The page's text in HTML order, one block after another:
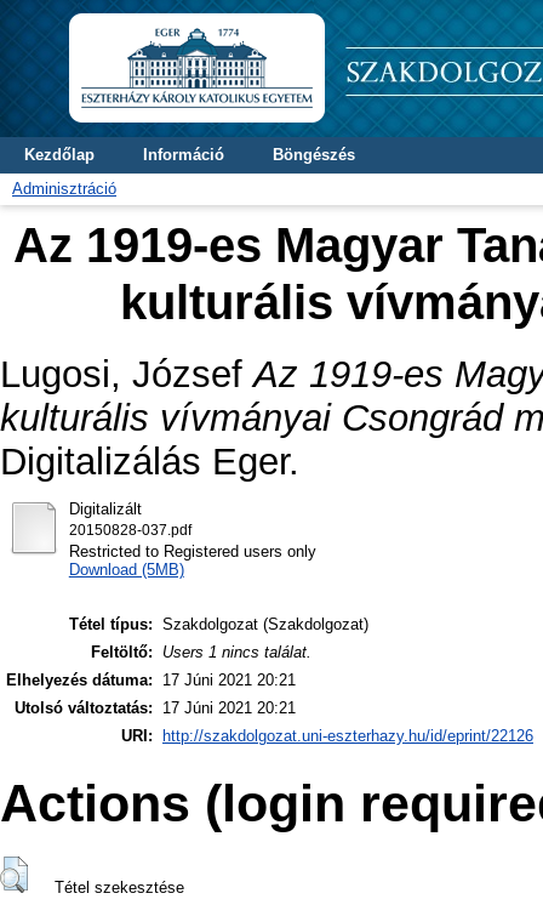
Kezdőlap Információ
Böngészés
Adminisztráció
Az 1919-es Magyar
kulturális
Lugosi, József Az 1919-es
kulturális vívmányai Csongrád
Digitalizálás Eger.
Digitalizált
20150828-037.pdf
Restricted to Registered users only
Download (5MB)
Tétel típus: Szakdolgozat (Szakdolgozat)
Feltöltő:
Users 1 nincs találat.
Elhelyezés dátuma:
17 Júni 2021 20:21
Utolsó változtatás:
17 Júni 2021 20:21
URI:
http://szakdolgozat.uni-eszterhazy.hu/id/eprint/22126
Actions (login
Tétel szekesztése